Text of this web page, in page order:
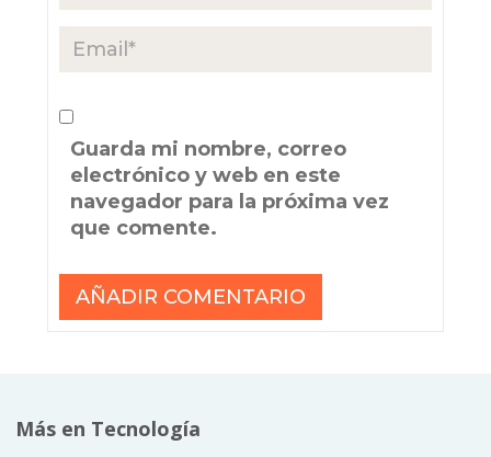
Guarda mi nombre, correo
electrónico y web en este
navegador para la próxima vez
que comente.
Más en Tecnología